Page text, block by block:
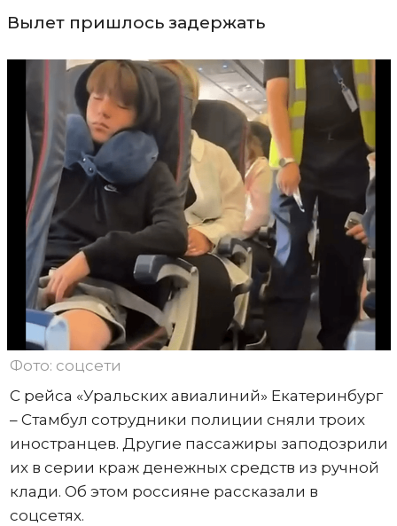
Вылет пришлось задержать
Фото: соцсети
С рейса «Уральских авиалиний» Екатеринбург
– Стамбул сотрудники полиции сняли троих
иностранцев. Другие пассажиры заподозрили
их в серии краж денежных средств из ручной
клади. Об этом россияне рассказали в
соцсетях.